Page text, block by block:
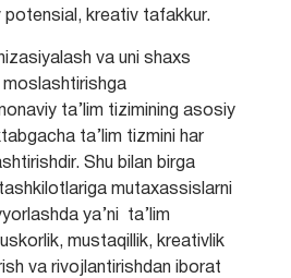
potensial, kreativ tafakkur.
va uni shaxs
moslashtirishga
ta’lim tizimining asosiy
ta’lim tizmini har
Shu bilan birga
mutaxassislarni
ya’ni ta’lim
mustaqillik, kreativlik
va rivojlantirishdan iborat